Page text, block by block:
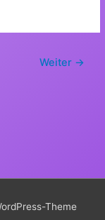
Weiter →
Theme